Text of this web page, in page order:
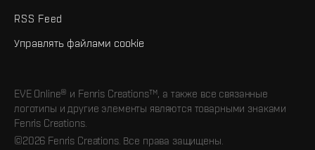
RSS Feed
Управлять файлами cookie
EVE Online® и Fenris Creations™, а также все связанные
логотипы и другие элементы являются товарными знаками
Fenris Creations.
©2026 Fenris Creations. Все права защищены.